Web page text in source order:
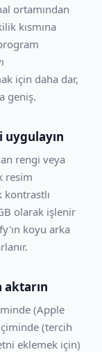
ortamından
kısmına
için daha dar,
geniş.
rengi veya
resim
kontrastlı
olarak işlenir
koyu arka
aktarın
(Apple
(tercih
eklemek için)